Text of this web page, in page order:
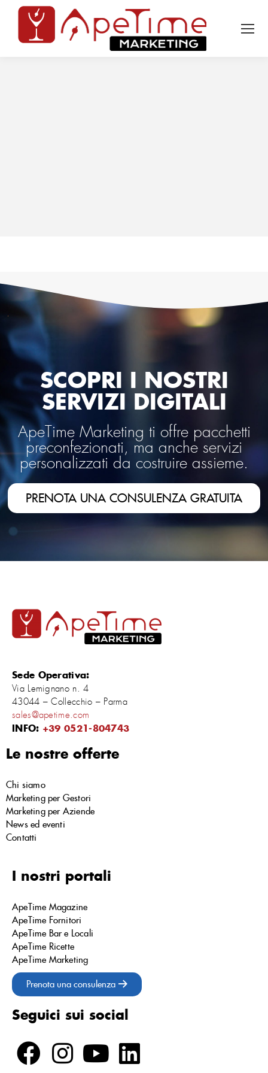
SCOPRI I NOSTRI
SERVIZI DIGITALI
ApeTime Marketing ti offre pacchetti
preconfezionati, ma anche servizi
personalizzati da costruire assieme.
PRENOTA UNA CONSULENZA GRATUITA
Sede Operativa:
Via Lemignano n. 4
43044 – Collecchio – Parma
sales@apetime.com
INFO: +39 0521-804743
Le nostre offerte
Chi siamo
Marketing per Gestori
Marketing per Aziende
News ed eventi
Contatti
I nostri portali
ApeTime Magazine
ApeTime Fornitori
ApeTime Bar e Locali
ApeTime Ricette
ApeTime Marketing
Prenota una consulenza
Seguici sui social